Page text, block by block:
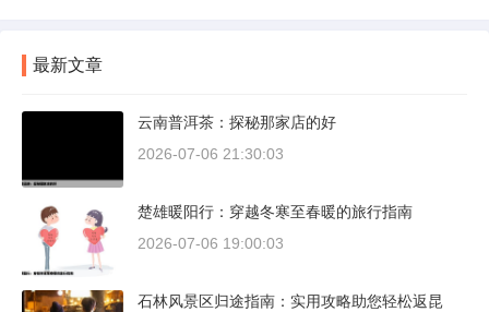
最新文章
云南普洱茶：探秘那家店的好
2026-07-06 21:30:03
楚雄暖阳行：穿越冬寒至春暖的旅行指南
2026-07-06 19:00:03
石林风景区归途指南：实用攻略助您轻松返昆